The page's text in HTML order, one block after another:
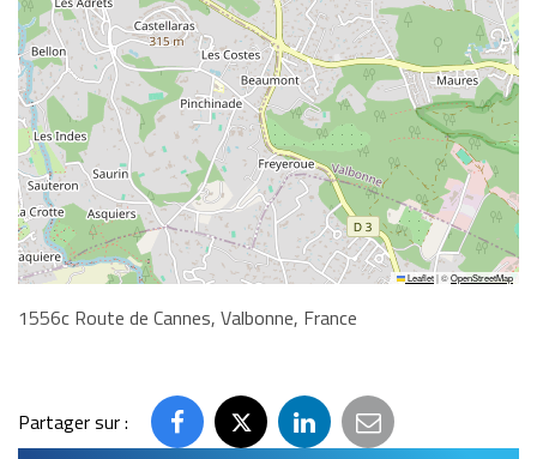
Leaflet|©OpenStreetMap
1556c Route de Cannes, Valbonne, France
Partager sur :
PartagerPartagerPartagerPartager